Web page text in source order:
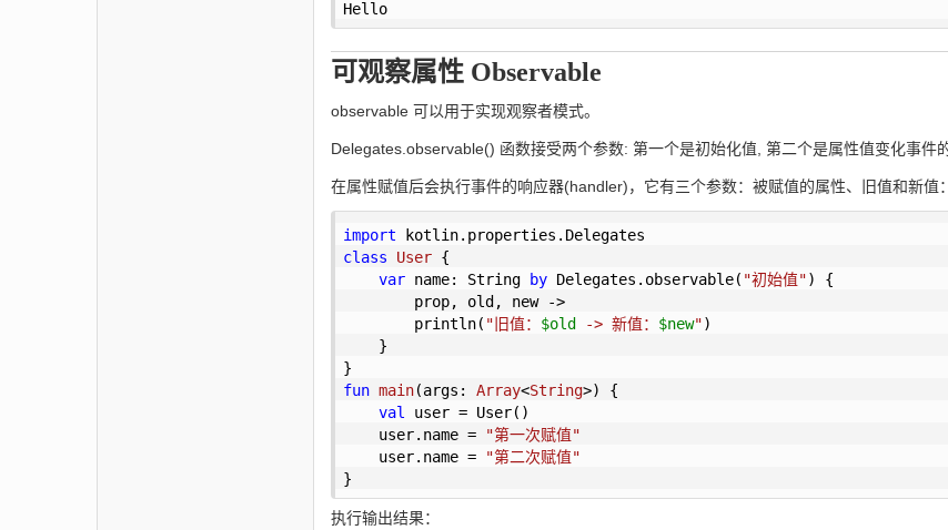
Hello
可观察属性 Observable
observable 可以用于实现观察者模式。
Delegates.observable() 函数接受两个参数: 第一个是初始化值, 第二个是属性值变化事件
在属性赋值后会执行事件的响应器(handler)，它有三个参数：被赋值的属性、旧值和新值：
import
class
User {
var name: String by Delegates.observable( "初始值") {
prop, old, new ->
println( "旧值： $old -> 新值： $new")
}
fun main(args: Array<String>)
{
val user = User()
user.name =
"第一次赋值"
user.name =
"第二次赋值"
}
执行输出结果：